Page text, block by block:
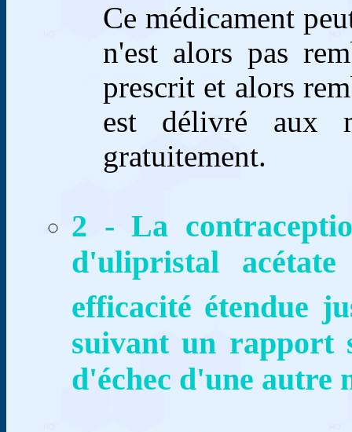
Ce médicament
n'est alors pas
prescrit et alors
est délivré aux
gratuitement.
2 - La
d'ulipristal
efficacité étendue
suivant un rapport
d'échec d'une autre